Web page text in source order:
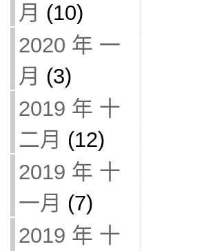
月 (10)
2020 年 一
月 (3)
2019 年 十
二月 (12)
2019 年 十
一月 (7)
2019 年 十